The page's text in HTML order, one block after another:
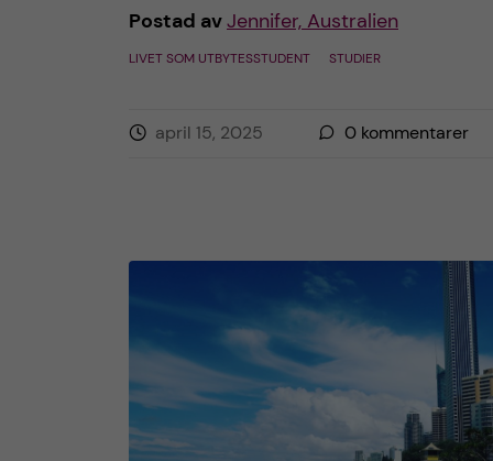
Postad avJennifer, Australien
LIVET SOM UTBYTESSTUDENT STUDIER
april 15, 2025 0 kommentarer